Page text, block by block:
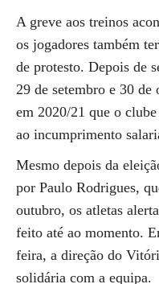
A greve aos treinos
os jogadores também
de protesto. Depois de
29 de setembro e 30 de
em 2020/21 que o
ao incumprimento
Mesmo depois da
por Paulo Rodrigues,
outubro, os atletas
feito até ao momento.
feira, a direção do
solidária com a equipa.